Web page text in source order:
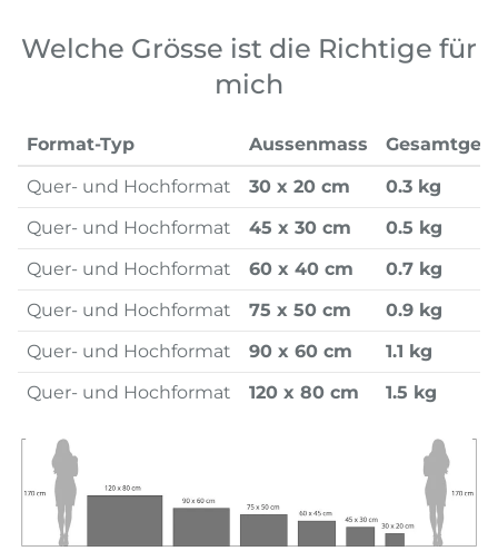
Welche Grösse ist die Richtige für
mich
Format-Typ Aussenmass
Quer- und Hochformat
30 x 20 cm
0.3 kg
Quer- und Hochformat
45 x 30 cm
0.5 kg
Quer- und Hochformat
60 x 40 cm
0.7 kg
Quer- und Hochformat
75 x 50 cm
0.9 kg
Quer- und Hochformat
90 x 60 cm
1.1 kg
Quer- und Hochformat
120 x 80 cm 1.5 kg